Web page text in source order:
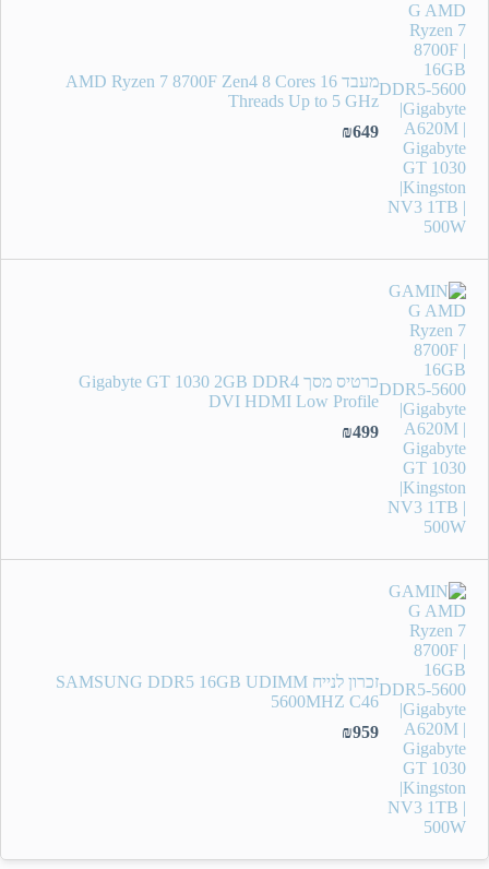
מעבד AMD Ryzen 7 8700F Zen4 8 Cores 16
Threads Up to 5 GHz
₪649
כרטיס מסך Gigabyte GT 1030 2GB DDR4
DVI HDMI Low Profile
₪499
זכרון לנייח SAMSUNG DDR5 16GB UDIMM
5600MHZ C46
₪959